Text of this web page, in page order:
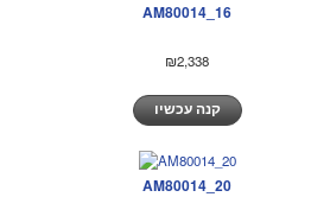
AM80014_16
₪2,338
קנה עכשיו
AM80014_20